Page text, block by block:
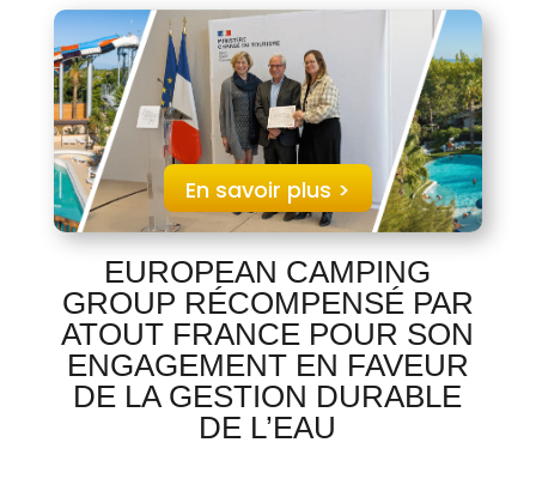
En savoir plus >
EUROPEAN CAMPING
GROUP RÉCOMPENSÉ PAR
ATOUT FRANCE POUR SON
ENGAGEMENT EN FAVEUR
DE LA GESTION DURABLE
DE L’EAU